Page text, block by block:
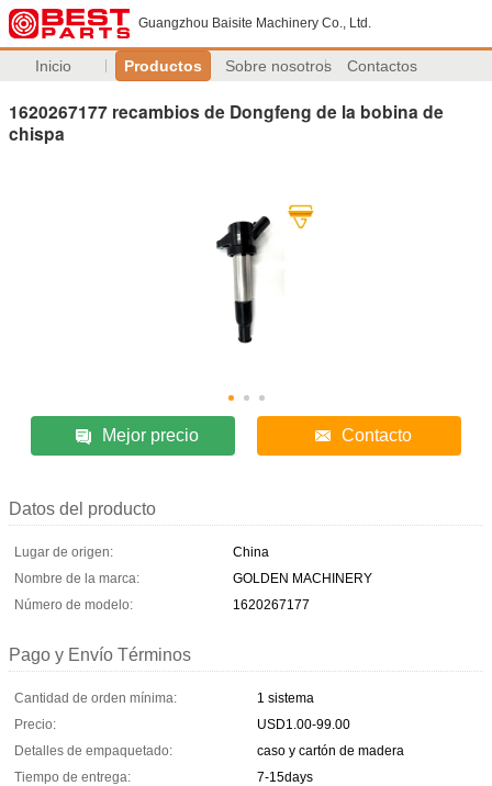
Guangzhou Baisite Machinery Co., Ltd.
Inicio Productos Sobre nosotros Contactos
1620267177 recambios de Dongfeng de la bobina de
chispa
Mejor precio Contacto
Datos del producto
Lugar de origen:
China
Nombre de la marca:
GOLDEN MACHINERY
Número de modelo:
1620267177
Pago y Envío Términos
Cantidad de orden mínima:
1 sistema
Precio:
USD1.00-99.00
Detalles de empaquetado:
caso y cartón de madera
Tiempo de entrega:
7-15days